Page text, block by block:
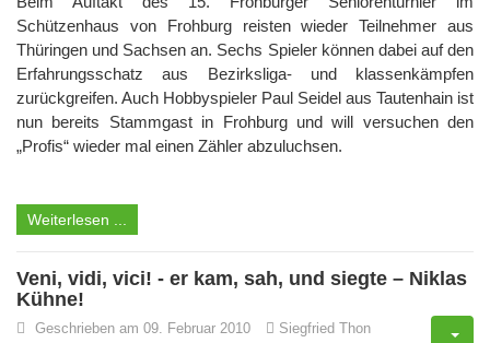
Schützenhaus von Frohburg reisten wieder Teilnehmer aus
Thüringen und Sachsen an. Sechs Spieler können dabei auf den
Erfahrungsschatz aus Bezirksliga- und klassenkämpfen
zurückgreifen. Auch Hobbyspieler Paul Seidel aus Tautenhain ist
nun bereits Stammgast in Frohburg und will versuchen den
„Profis“ wieder mal einen Zähler abzuluchsen.
Weiterlesen ...
Veni, vidi, vici! - er kam, sah, und siegte – Niklas
Kühne!
Geschrieben am 09. Februar 2010
Siegfried Thon